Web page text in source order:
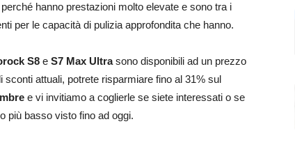
hanno prestazioni molto elevate e sono tra i
per le capacità di pulizia approfondita che hanno.
S8 e S7 Max Ultrasono disponibili ad un prezzo
attuali, potrete risparmiare fino al 31% sul
e vi invitiamo a coglierle se siete interessati o se
più basso visto fino ad oggi.